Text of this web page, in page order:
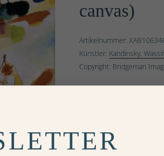
canvas)
Artikelnummer:
Künstler: Kandinsky,
Copyright: Bridgeman
Höhe (cm)